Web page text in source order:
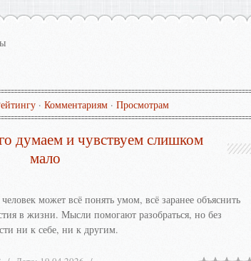
· Комментариям · Просмотрам
думаем и чувствуем слишком
мало
может всё понять умом, всё заранее объяснить
в жизни. Мысли помогают разобраться, но без
ни к себе, ни к другим.